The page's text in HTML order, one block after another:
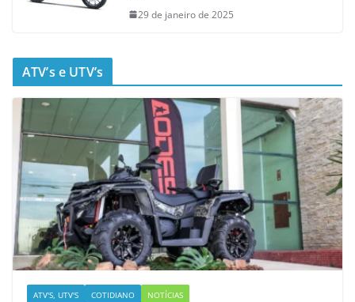
29 de janeiro de 2025
ATV’s e UTV’s
ATV'S, UTV'S COTIDIANO NOTÍCIAS